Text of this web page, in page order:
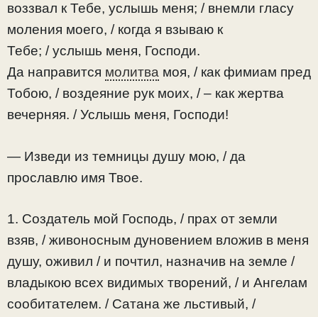
воззвал к Тебе, услышь меня; / внемли гласу
моления моего, / когда я взываю к
Тебе; / услышь меня, Господи.
Да направится молитва моя, / как фимиам пред
Тобою, / воздеяние рук моих, / – как жертва
вечерняя. / Услышь меня, Господи!
— Изведи из темницы душу мою, / да
прославлю имя Твое.
1. Создатель мой Господь, / прах от земли
взяв, / живоносным дуновением вложив в меня
душу, оживил / и почтил, назначив на земле /
владыкою всех видимых творений, / и Ангелам
сообитателем. / Сатана же льстивый, /